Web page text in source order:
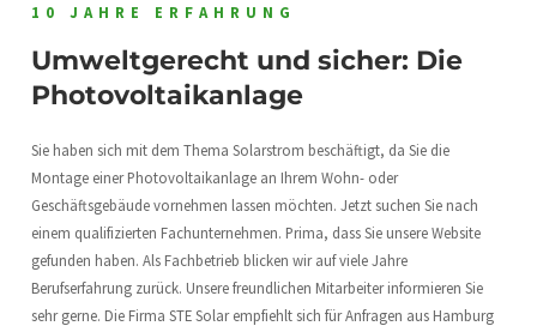
10 JAHRE ERFAHRUNG
Umweltgerecht und sicher: Die
Photovoltaikanlage
Sie haben sich mit dem Thema Solarstrom beschäftigt, da Sie die
Montage einer Photovoltaikanlage an Ihrem Wohn- oder
Geschäftsgebäude vornehmen lassen möchten. Jetzt suchen Sie nach
einem qualifizierten Fachunternehmen. Prima, dass Sie unsere Website
gefunden haben. Als Fachbetrieb blicken wir auf viele Jahre
Berufserfahrung zurück. Unsere freundlichen Mitarbeiter informieren Sie
sehr gerne. Die Firma STE Solar empfiehlt sich für Anfragen aus Hamburg